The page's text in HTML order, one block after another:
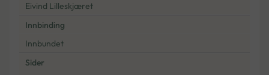
Eivind Lilleskjæret
Innbinding
Innbundet
Sider